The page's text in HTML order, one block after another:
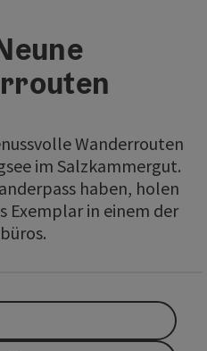
Wanderrouten
im Salzkammergut.
haben, holen
Exemplar in einem der